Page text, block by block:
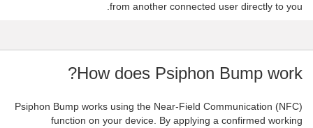
from another connected user directly to you.
How does Psiphon Bump work?
Psiphon Bump works using the Near-Field Communication (NFC)
function on your device. By applying a confirmed working